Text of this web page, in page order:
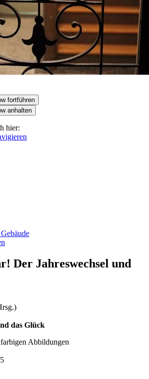
fortführen
anhalten
hier:
Der Jahreswechsel und
das Glück
Abbildungen